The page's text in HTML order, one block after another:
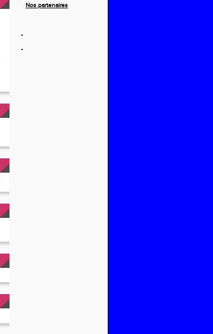
Nos partenaires